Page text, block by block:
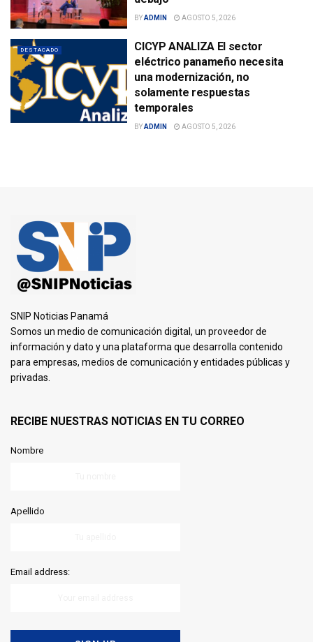
BYADMIN AGOSTO 5, 2026
DESTACADO
CICYP ANALIZA El sector
eléctrico panameño necesita
una modernización, no
solamente respuestas
temporales
BYADMIN AGOSTO 5, 2026
SNIP Noticias Panamá
Somos un medio de comunicación digital, un proveedor de
información y dato y una plataforma que desarrolla contenido
para empresas, medios de comunicación y entidades públicas y
privadas.
RECIBE NUESTRAS NOTICIAS EN TU CORREO
Nombre
Apellido
Email address: